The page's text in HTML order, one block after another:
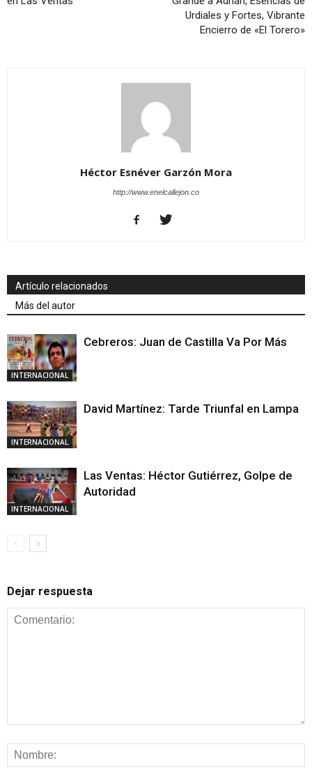
Urdiales y Fortes, Vibrante
Encierro de «El Torero»
Héctor Esnéver Garzón Mora
http://www.enelcallejon.co
Artículo relacionados
Más del autor
INTERNACIONAL
Cebreros: Juan de Castilla Va Por Más
INTERNACIONAL
David Martínez: Tarde Triunfal en Lampa
INTERNACIONAL
Las Ventas: Héctor Gutiérrez, Golpe de
Autoridad
Dejar respuesta